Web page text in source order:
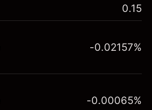
est disponible pour
et les Knock-outs.
0.15
-0.02157%
-0.00065%